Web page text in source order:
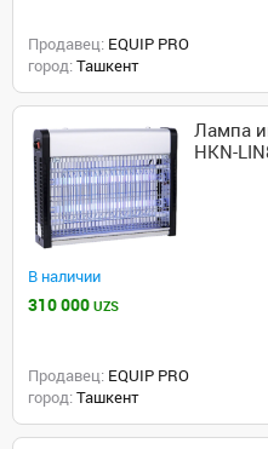
Продавец: EQUIP PRO
город: Ташкент
Лампа
HKN-
В наличии
310 000 UZS
Продавец: EQUIP PRO
город: Ташкент